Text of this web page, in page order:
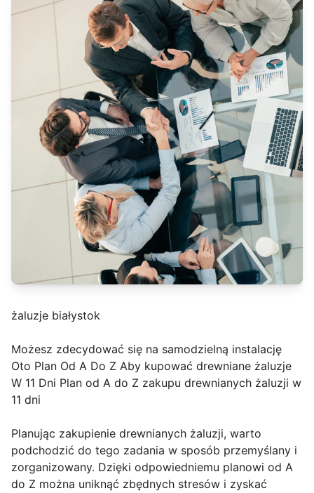
żaluzje białystok
Możesz zdecydować się na samodzielną instalację
Oto Plan Od A Do Z Aby kupować drewniane żaluzje
W 11 Dni Plan od A do Z zakupu drewnianych żaluzji w
11 dni
Planując zakupienie drewnianych żaluzji, warto
podchodzić do tego zadania w sposób przemyślany i
zorganizowany. Dzięki odpowiedniemu planowi od A
do Z można uniknąć zbędnych stresów i zyskać